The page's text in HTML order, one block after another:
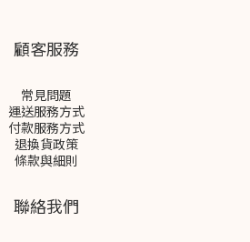
顧客服務
常見問題
運送服務方式
付款服務方式
退換貨政策
條款與細則
聯絡我們